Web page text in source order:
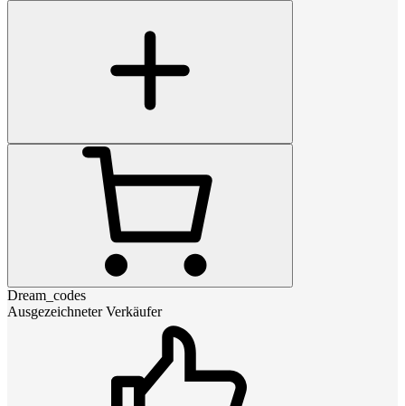
Dream_codes
Ausgezeichneter Verkäufer